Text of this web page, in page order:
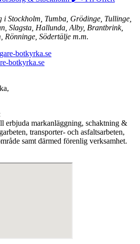
Stockholm, Tumba, Grödinge, Tullinge,
Slagsta, Hallunda, Alby, Brantbrink,
Rönninge, Södertälje m.m.
botkyrka.se
botkyrka.se
erbjuda markanläggning, schaktning &
transporter- och asfaltsarbeten,
samt därmed förenlig verksamhet.